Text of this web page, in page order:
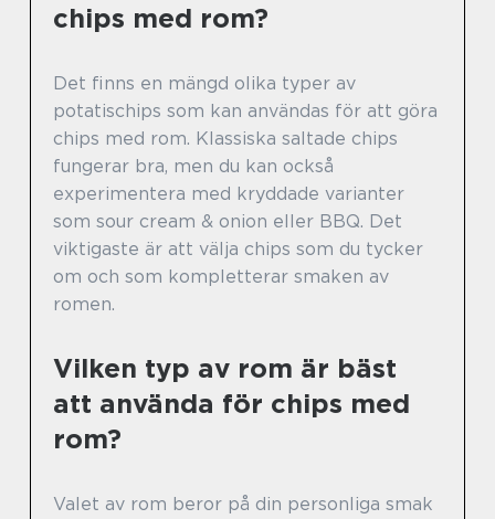
chips med rom?
Det finns en mängd olika typer av
potatischips som kan användas för att göra
chips med rom. Klassiska saltade chips
fungerar bra, men du kan också
experimentera med kryddade varianter
som sour cream & onion eller BBQ. Det
viktigaste är att välja chips som du tycker
om och som kompletterar smaken av
romen.
Vilken typ av rom är bäst
att använda för chips med
rom?
Valet av rom beror på din personliga smak